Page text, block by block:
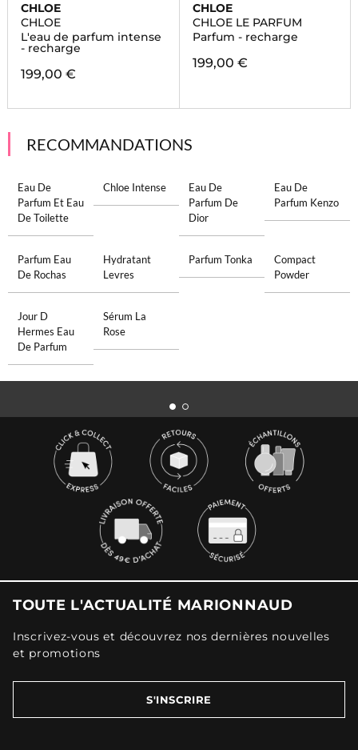
CHLOE
CHLOE
L'eau de parfum intense
- recharge
199,00 €
CHLOE
CHLOE LE PARFUM
Parfum - recharge
199,00 €
RECOMMANDATIONS
Eau De
Parfum Et Eau
De Toilette
Chloe Intense
Eau De
Parfum De
Dior
Eau De
Parfum Kenzo
Parfum Eau
De Rochas
Hydratant
Levres
Parfum Tonka
Compact
Powder
Jour D
Hermes Eau
De Parfum
Sérum La
Rose
TOUTE L'ACTUALITÉ MARIONNAUD
Inscrivez-vous et découvrez nos dernières nouvelles
et promotions
S'INSCRIRE